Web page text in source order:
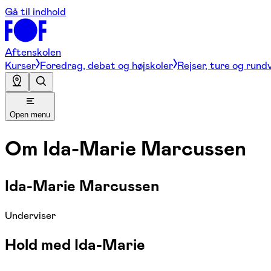
Gå til indhold
Aftenskolen
Kurser Foredrag, debat og højskoler Rejser, ture og
Open menu
Om Ida-Marie Marcussen
Ida-Marie Marcussen
Underviser
Hold med Ida-Marie